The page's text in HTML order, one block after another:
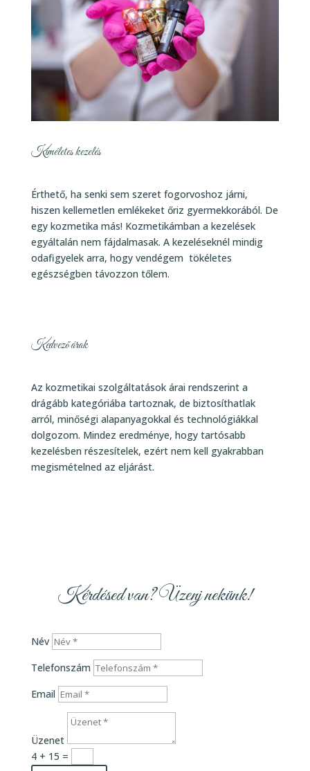
Kíméletes kezelés
Érthető, ha senki sem szeret fogorvoshoz járni,
hiszen kellemetlen emlékeket őriz gyermekkorából. De
egy kozmetika más! Kozmetikámban a kezelések
egyáltalán nem fájdalmasak. A kezeléseknél mindig
odafigyelek arra, hogy vendégem tökéletes
egészségben távozzon tőlem.
Kedvező árak
Az kozmetikai szolgáltatások árai rendszerint a
drágább kategóriába tartoznak, de biztosíthatlak
arról, minőségi alapanyagokkal és technológiákkal
dolgozom. Mindez eredménye, hogy tartósabb
kezelésben részesítelek, ezért nem kell gyakrabban
megismételned az eljárást.
Kérdésed van? Üzenj nekünk!
Név
Telefonszám
Email
Üzenet
4 + 15 =